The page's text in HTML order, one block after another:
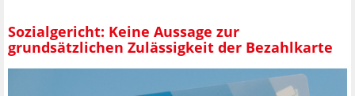
Sozialgericht: Keine Aussage zur
grundsätzlichen Zulässigkeit der Bezahlkarte